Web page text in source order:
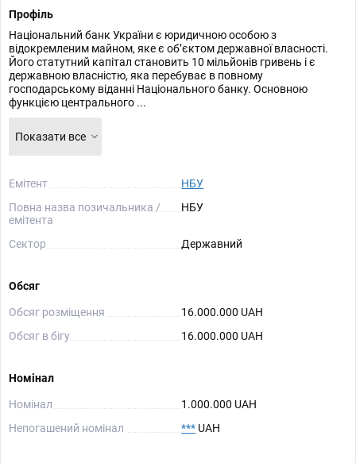
Профіль
Національний банк України є юридичною особою з
відокремленим майном, яке є об’єктом державної власності.
Його статутний капітал становить 10 мільйонів гривень і є
державною власністю, яка перебуває в повному
господарському віданні Національного банку. Основною
функцією центрального ...
Показати все
Емітент
НБУ
Повна назва позичальника /
емітента
НБУ
Сектор Державний
Обсяг
Обсяг розміщення
16.000.000 UAH
Обсяг в бігу
16.000.000 UAH
Номінал
Номінал
1.000.000 UAH
Непогашений номінал
*** UAH